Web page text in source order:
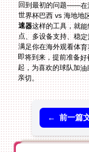
回到最初的问题——在
世界杯巴西 vs 海地地
速器这样的工具，就
点、多设备支持、
满足你在海外观看
即将到来，提前准备好
亲切。
← 前一篇